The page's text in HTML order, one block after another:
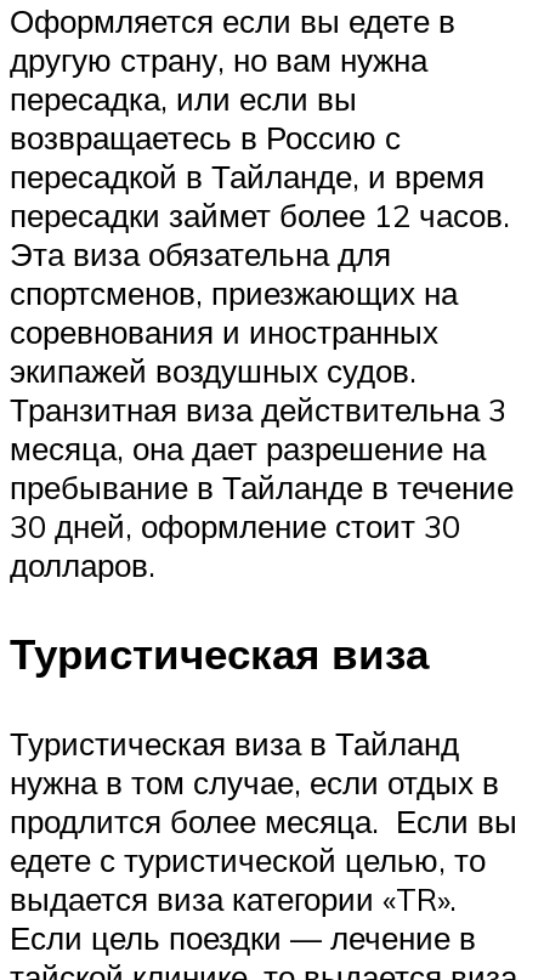
Оформляется если вы едете в
другую страну, но вам нужна
пересадка, или если вы
возвращаетесь в Россию с
пересадкой в Тайланде, и время
пересадки займет более 12 часов.
Эта виза обязательна для
спортсменов, приезжающих на
соревнования и иностранных
экипажей воздушных судов.
Транзитная виза действительна 3
месяца, она дает разрешение на
пребывание в Тайланде в течение
30 дней, оформление стоит 30
долларов.
Туристическая виза
Туристическая виза в Тайланд
нужна в том случае, если отдых в
продлится более месяца. Если вы
едете с туристической целью, то
выдается виза категории «TR».
Если цель поездки — лечение в